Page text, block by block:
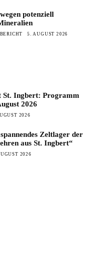
potenziell
5. AUGUST 2026
St. Ingbert: Programm
2026
2026
Zeltlager der
aus St. Ingbert“
2026